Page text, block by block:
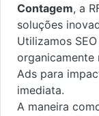
Contagem, a
soluções
Utilizamos
organicamente
Ads para
imediata.
A maneira